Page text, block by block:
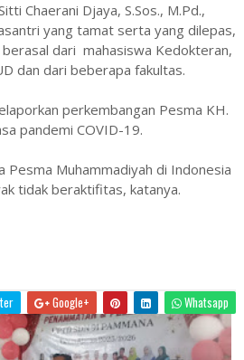
Chaerani Djaya, S.Sos., M.Pd.,
yang tamat serta yang dilepas,
dari mahasiswa Kedokteran,
dan dari beberapa fakultas.
perkembangan Pesma KH.
pandemi COVID-19.
Pesma Muhammadiyah di Indonesia
tidak beraktifitas, katanya.
Google+ Whatsapp